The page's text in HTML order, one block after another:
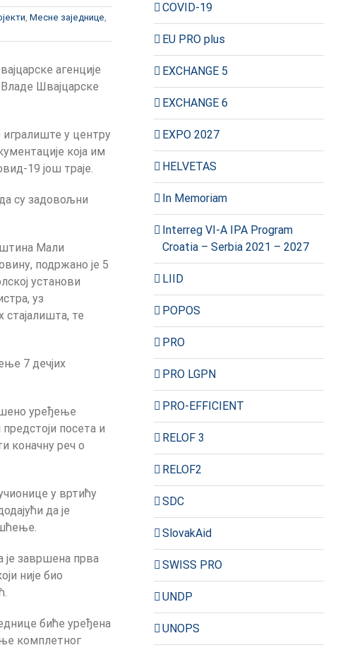
, Месне заједнице,
агенције
Владе Швајцарске
у центру
која им
19 још траје.
су задовољни
Мали
подржано је 5
установи
уз
те
7 дечјих
уређење
посета и
коначну реч о
у вртићу
да је
је завршена прва
није био
биће уређена
комплетног
COVID-19
EU PRO plus
EXCHANGE 5
EXCHANGE 6
EXPO 2027
HELVETAS
In Memoriam
Interreg VI-A IPA Program
Croatia – Serbia 2021 – 2027
LIID
POPOS
PRO
PRO LGPN
PRO-EFFICIENT
RELOF 3
RELOF2
SDC
SlovakAid
SWISS PRO
UNDP
UNOPS